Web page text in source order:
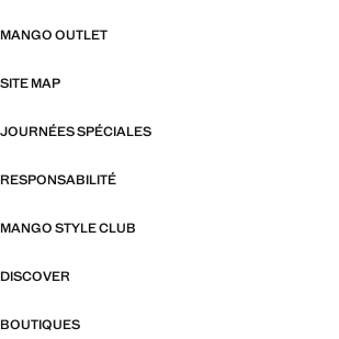
MANGO OUTLET
SITE MAP
JOURNÉES SPÉCIALES
RESPONSABILITÉ
MANGO STYLE CLUB
DISCOVER
BOUTIQUES